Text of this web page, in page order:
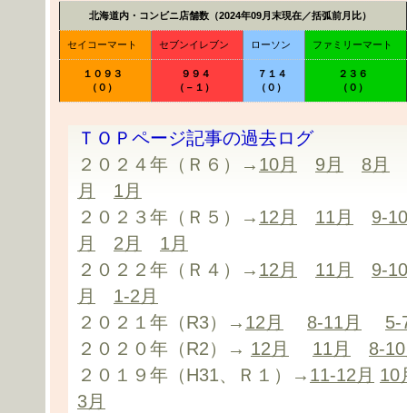
北海道内・コンビニ店舗数（2024年09月末現在／括弧前月比）
セイコーマート セブンイレブン ローソン ファミリーマート
１０９３
（０）
９９４
（－１）
７１４
（０）
２３６
（０）
ＴＯＰページ記事の過去ログ
２０２４年（Ｒ６）→ 10月 9月
8月
月
1月
２０２３年（Ｒ５）→ 12月 11月
9-
月
2月
1月
２０２２年（Ｒ４）→ 12月 11月
9-
月
1-2月
２０２１年（R3）→ 12月 8-11月
5-
２０２０年（R2）→ 12月 11月
8-
２０１９年（H31、Ｒ１）→ 11-12月 10
3月